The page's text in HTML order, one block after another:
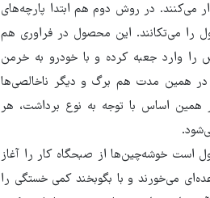
می‌کنند. در روش دوم هم ابتدا پارچه‌های
را می‌تکانند. این محصول در فراوری هم
وارد جعبه کرده و با خودرو به خرمن
همین مدت هم برگ و دیگر ناخالصی‌ها
اساس با توجه به نوع برداشت، هر
خوشه‌چین‌ها از صبحگاه کار را آغاز
می‌خورند و با بگوبخند کمی خستگی را